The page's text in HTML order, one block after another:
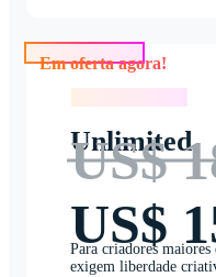
Unlimited
US$
US$
Para criadores maiores
exigem liberdade